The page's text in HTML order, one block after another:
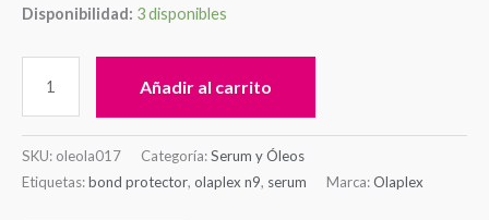
Disponibilidad: 3 disponibles
Añadir al carrito
SKU: oleola017 Categoría:Serum y Óleos
Etiquetas:bond protector, olaplex n9, serum Marca:Olaplex